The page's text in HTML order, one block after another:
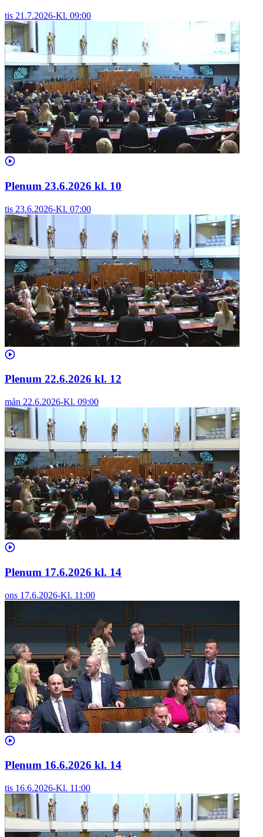
tis 21.7.2026-Kl. 09:00
Plenum 23.6.2026 kl. 10
tis 23.6.2026-Kl. 07:00
Plenum 22.6.2026 kl. 12
mån 22.6.2026-Kl. 09:00
Plenum 17.6.2026 kl. 14
ons 17.6.2026-Kl. 11:00
Plenum 16.6.2026 kl. 14
tis 16.6.2026-Kl. 11:00